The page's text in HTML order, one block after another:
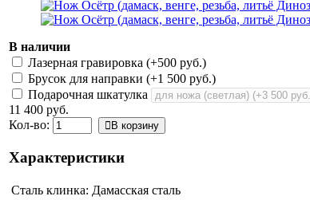
В наличии
Лазерная гравировка (+500 руб.)
Брусок для направки (+1 500 руб.)
Подарочная шкатулка
11 400 руб.
Кол-во:
В корзину
Характеристики
Сталь клинка: Дамасская сталь